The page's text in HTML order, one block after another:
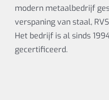
modern metaalbedrijf
verspaning van staal,
Het bedrijf is al sinds
gecertificeerd.